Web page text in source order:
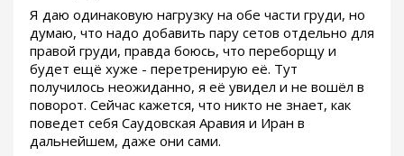
Я даю одинаковую нагрузку на обе части груди, но
думаю, что надо добавить пару сетов отдельно для
правой груди, правда боюсь, что переборщу и
будет ещё хуже - перетренирую её. Тут
получилось неожиданно, я её увидел и не вошёл в
поворот. Сейчас кажется, что никто не знает, как
поведет себя Саудовская Аравия и Иран в
дальнейшем, даже они сами.